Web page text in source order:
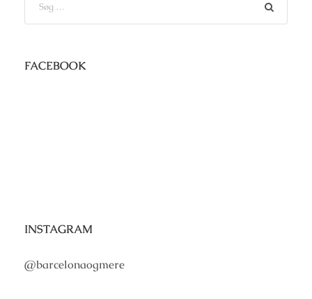
FACEBOOK
INSTAGRAM
@barcelonaogmere